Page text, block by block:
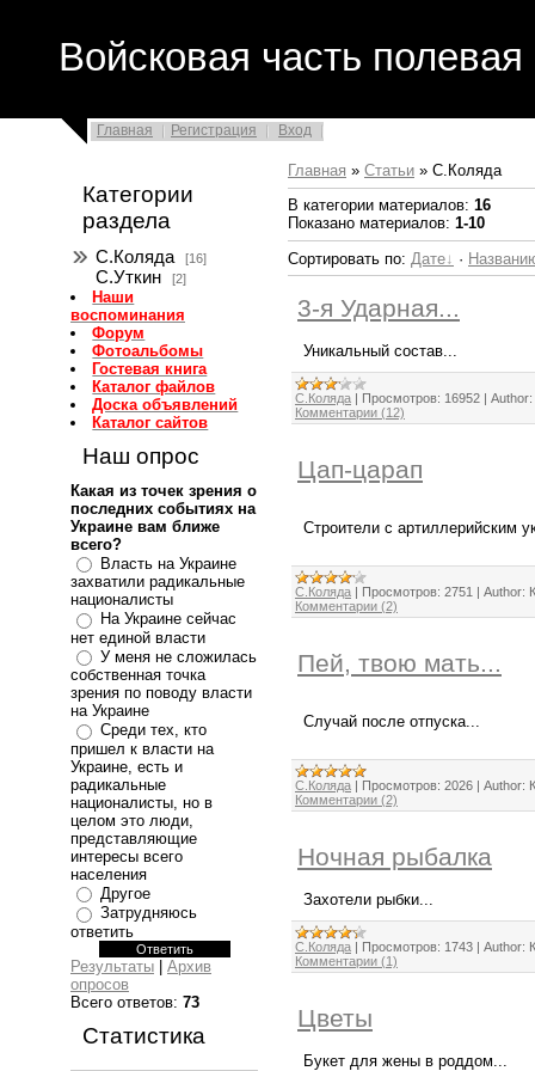
Войсковая часть полевая
Главная Регистрация Вход
Категории
раздела
С.Коляда [16]
С.Уткин [2]
Наши
воспоминания
Форум
Фотоальбомы
Гостевая книга
Каталог файлов
Доска объявлений
Каталог сайтов
Наш опрос
Какая из точек зрения о
последних событиях на
Украине вам ближе
всего?
Власть на Украине
захватили радикальные
националисты
На Украине сейчас
нет единой власти
У меня не сложилась
собственная точка
зрения по поводу власти
на Украине
Среди тех, кто
пришел к власти на
Украине, есть и
радикальные
националисты, но в
целом это люди,
представляющие
интересы всего
населения
Другое
Затрудняюсь
ответить
Результаты
Архив
опросов
Всего ответов: 73
Статистика
Главная » Статьи » С.Коляда
В категории материалов: 16
Показано материалов: 1-10
Сортировать по: Дате ·
3-я Ударная...
Уникальный состав...
С.Коляда | Просмотров: 16952 | Author:
Комментарии (12)
Цап-царап
Строители с артиллерийским
С.Коляда | Просмотров: 2751 | Author:
Комментарии (2)
Пей, твою мать...
Случай после отпуска...
С.Коляда | Просмотров: 2026 | Author:
Комментарии (2)
Ночная рыбалка
Захотели рыбки...
С.Коляда | Просмотров: 1743 | Author:
Комментарии (1)
Цветы
Букет для жены в роддом...